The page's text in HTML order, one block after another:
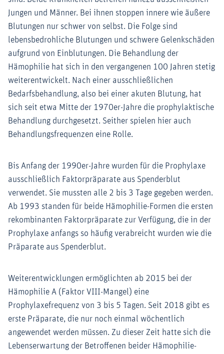
Jungen und Männer. Bei ihnen stoppen innere wie äußere
Blutungen nur schwer von selbst. Die Folge sind
lebensbedrohliche Blutungen und schwere Gelenkschäden
aufgrund von Einblutungen. Die Behandlung der
Hämophilie hat sich in den vergangenen 100 Jahren stetig
weiterentwickelt. Nach einer ausschließlichen
Bedarfsbehandlung, also bei einer akuten Blutung, hat
sich seit etwa Mitte der 1970er-Jahre die prophylaktische
Behandlung durchgesetzt. Seither spielen hier auch
Behandlungsfrequenzen eine Rolle.
Bis Anfang der 1990er-Jahre wurden für die Prophylaxe
ausschließlich Faktorpräparate aus Spenderblut
verwendet. Sie mussten alle 2 bis 3 Tage gegeben werden.
Ab 1993 standen für beide Hämophilie-Formen die ersten
rekombinanten Faktorpräparate zur Verfügung, die in der
Prophylaxe anfangs so häufig verabreicht wurden wie die
Präparate aus Spenderblut.
Weiterentwicklungen ermöglichten ab 2015 bei der
Hämophilie A (Faktor VIII-Mangel) eine
Prophylaxefrequenz von 3 bis 5 Tagen. Seit 2018 gibt es
erste Präparate, die nur noch einmal wöchentlich
angewendet werden müssen. Zu dieser Zeit hatte sich die
Lebenserwartung der Betroffenen beider Hämophilie-